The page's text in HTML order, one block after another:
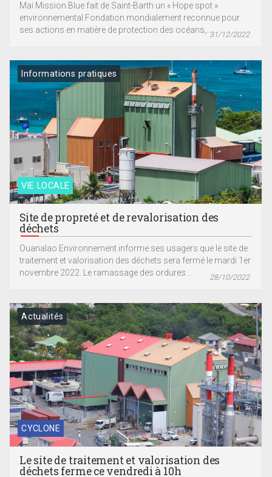
Mai Mission Blue fait de Saint-Barth un « Hope spot »
environnemental Fondation mondialement reconnue pour
ses actions en matière de protection des océans,...31/12/2022
VIE LOCALE
Informations pratiques
Site de propreté et de revalorisation des
déchets
Ouanalao Environnement informe ses usagers que le site de
traitement et valorisation des déchets sera fermé le mardi 1er
novembre 2022. Le ramassage des ordures...
28/10/2022
CYCLONE
Actualités
Le site de traitement et valorisation des
déchets ferme ce vendredi à 10h